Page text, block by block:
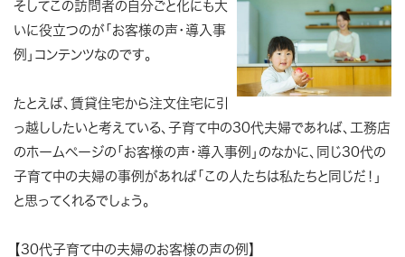
そしてこの訪問者の自分ごと化にも大
いに役立つのが「お客様の声・導入事
例」コンテンツなのです。
たとえば、賃貸住宅から注文住宅に引
っ越ししたいと考えている、子育て中の30代夫婦であれば、工務店
のホームページの「お客様の声・導入事例」のなかに、同じ30代の
子育て中の夫婦の事例があれば「この人たちは私たちと同じだ！」
と思ってくれるでしょう。
【30代子育て中の夫婦のお客様の声の例】